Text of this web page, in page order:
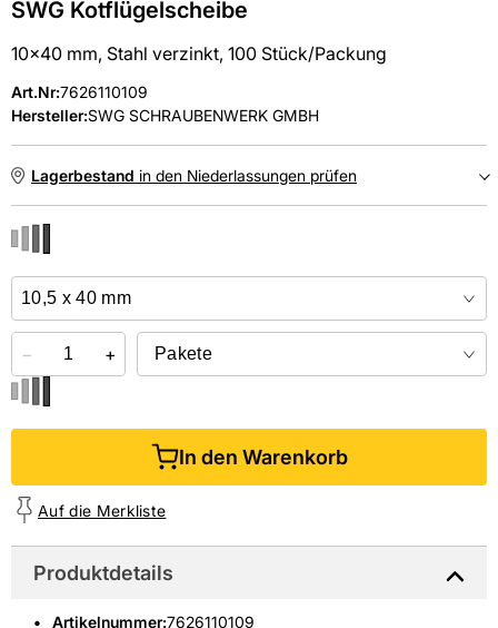
SWG Kotflügelscheibe
10x40 mm, Stahl verzinkt, 100 Stück/Packung
Art.Nr:7626110109
Hersteller:SWG SCHRAUBENWERK GMBH
Lagerbestand in den Niederlassungen prüfen
Online kaufen &
− +
In den Warenkorb
Auf die Merkliste
Produktdetails
Artikelnummer:7626110109